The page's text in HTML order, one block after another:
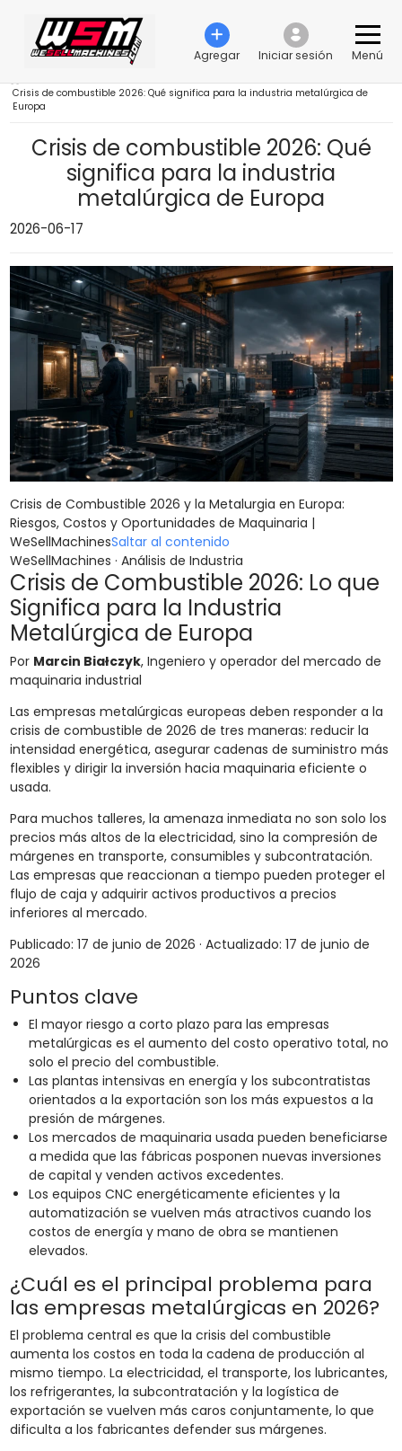
Agregar Iniciar sesión Menú
Crisis de combustible 2026: Qué significa para la industria metalúrgica de
Europa
Crisis de combustible 2026: Qué
significa para la industria
metalúrgica de Europa
2026-06-17
Crisis de Combustible 2026 y la Metalurgia en Europa:
Riesgos, Costos y Oportunidades de Maquinaria |
WeSellMachinesSaltar al contenido
WeSellMachines · Análisis de Industria
Crisis de Combustible 2026: Lo que
Significa para la Industria
Metalúrgica de Europa
Por Marcin Białczyk, Ingeniero y operador del mercado de
maquinaria industrial
Las empresas metalúrgicas europeas deben responder a la
crisis de combustible de 2026 de tres maneras: reducir la
intensidad energética, asegurar cadenas de suministro más
flexibles y dirigir la inversión hacia maquinaria eficiente o
usada.
Para muchos talleres, la amenaza inmediata no son solo los
precios más altos de la electricidad, sino la compresión de
márgenes en transporte, consumibles y subcontratación.
Las empresas que reaccionan a tiempo pueden proteger el
flujo de caja y adquirir activos productivos a precios
inferiores al mercado.
Publicado: 17 de junio de 2026 · Actualizado: 17 de junio de
2026
Puntos clave
El mayor riesgo a corto plazo para las empresas
metalúrgicas es el aumento del costo operativo total, no
solo el precio del combustible.
Las plantas intensivas en energía y los subcontratistas
orientados a la exportación son los más expuestos a la
presión de márgenes.
Los mercados de maquinaria usada pueden beneficiarse
a medida que las fábricas posponen nuevas inversiones
de capital y venden activos excedentes.
Los equipos CNC energéticamente eficientes y la
automatización se vuelven más atractivos cuando los
costos de energía y mano de obra se mantienen
elevados.
¿Cuál es el principal problema para
las empresas metalúrgicas en 2026?
El problema central es que la crisis del combustible
aumenta los costos en toda la cadena de producción al
mismo tiempo. La electricidad, el transporte, los lubricantes,
los refrigerantes, la subcontratación y la logística de
exportación se vuelven más caros conjuntamente, lo que
dificulta a los fabricantes defender sus márgenes.